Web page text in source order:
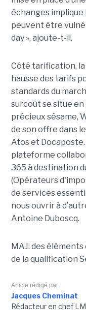
échanges implique
peuvent être
day », ajoute-t-il.
Côté tarification,
hausse des tarifs
standards du
surcoût se situe
précieux sésame,
de son offre dans
Atos et Docaposte.
plateforme
365 à destination
(Opérateurs
de services
nous ouvrir à
Antoine Duboscq.
MAJ: des
de la qualification
Article rédigé par
Jacques Cheminat
Rédacteur en chef